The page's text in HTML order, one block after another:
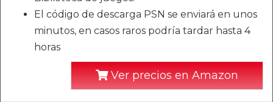
El código de descarga PSN se enviará en unos
minutos, en casos raros podría tardar hasta 4
horas
Ver precios en Amazon